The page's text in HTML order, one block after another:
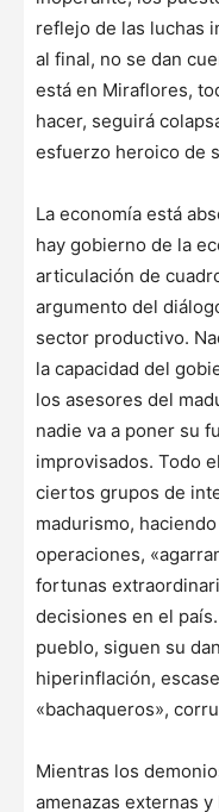
reflejo de las luchas
al final, no se dan
está en Miraflores,
hacer, seguirá
esfuerzo heroico de
La economía está
hay gobierno de la
articulación de
argumento del
sector productivo.
la capacidad del
los asesores del
nadie va a poner su
improvisados. Todo
ciertos grupos de
madurismo,
operaciones,
fortunas
decisiones en el
pueblo, siguen su
hiperinflación,
«bachaqueros»,
Mientras los
amenazas externas